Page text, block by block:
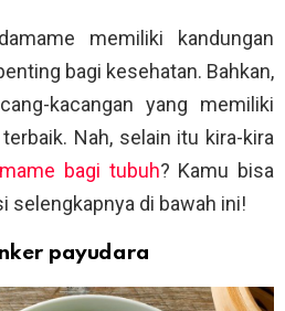
memiliki kandungan
bagi kesehatan. Bahkan,
kacangan yang memiliki
Nah, selain itu kira-kira
bagi tubuh? Kamu bisa
selengkapnya di bawah ini!
payudara